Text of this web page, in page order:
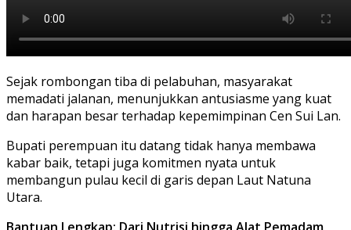
Sejak rombongan tiba di pelabuhan, masyarakat
memadati jalanan, menunjukkan antusiasme yang kuat
dan harapan besar terhadap kepemimpinan Cen Sui Lan.
Bupati perempuan itu datang tidak hanya membawa
kabar baik, tetapi juga komitmen nyata untuk
membangun pulau kecil di garis depan Laut Natuna
Utara.